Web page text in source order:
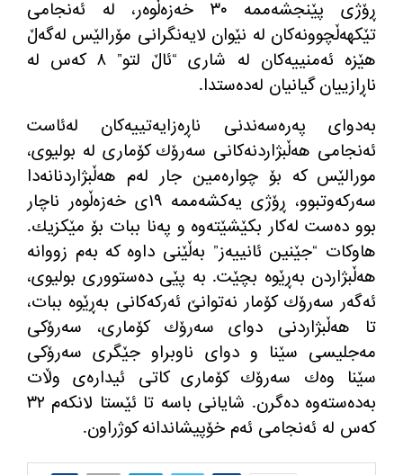
ڕۆژی پێنجشه‌ممه‌ ٣٠ خه‌زه‌ڵوه‌ر، له‌ ئه‌نجامی
تێكهه‌ڵچوونه‌كان له‌ نێوان لایه‌نگرانی مۆرالێس له‌گه‌ڵ
هێزه‌ ئه‌منییه‌كان له‌ شاری “ئاڵ لتو” ٨ كه‌س له‌
ناڕازییان گیانیان له‌ده‌ستدا.
به‌دوای په‌ره‌سه‌ندنی ناڕه‌زایه‌تییه‌كان له‌ئاست
ئه‌نجامی هه‌ڵبژاردنه‌كانی سه‌رۆك كۆماری له‌ بولیوی،
مورالێس كه‌ بۆ چواره‌مین جار له‌م هه‌ڵبژاردنانه‌دا
سه‌ركه‌وتبوو، ڕۆژی یه‌كشه‌ممه‌ ١٩ی خه‌زه‌ڵوه‌ر ناچار
بوو ده‌ست له‌كار بكێشێته‌وه‌ و په‌نا ببات بۆ مێكزیك.
هاوكات “جێنین ئانییه‌ز” به‌ڵێنی داوه‌ كه‌ به‌م زووانه‌
هه‌ڵبژاردن به‌ڕێوه‌ بچێت. به‌ پێی ده‌ستووری بولیوی،
ئه‌گه‌ر سه‌رۆك كۆمار نه‌توانێ ئه‌ركه‌كانی به‌ڕێوه ‌ببات،
تا هه‌ڵبژاردنی دوای سه‌رۆك كۆماری، سه‌رۆكی
مه‌جلیسی سێنا و دوای ناوبراو جێگری سه‌رۆكی
سێنا وه‌ك سه‌رۆك كۆماری كاتی ئیداره‌ی وڵات
به‌ده‌سته‌وه‌ ده‌گرن. شایانی باسه‌ تا ئێستا لانكه‌م ٣٢
كه‌س له‌ ئه‌نجامی ئه‌م خۆپیشاندانه‌ كوژراون.